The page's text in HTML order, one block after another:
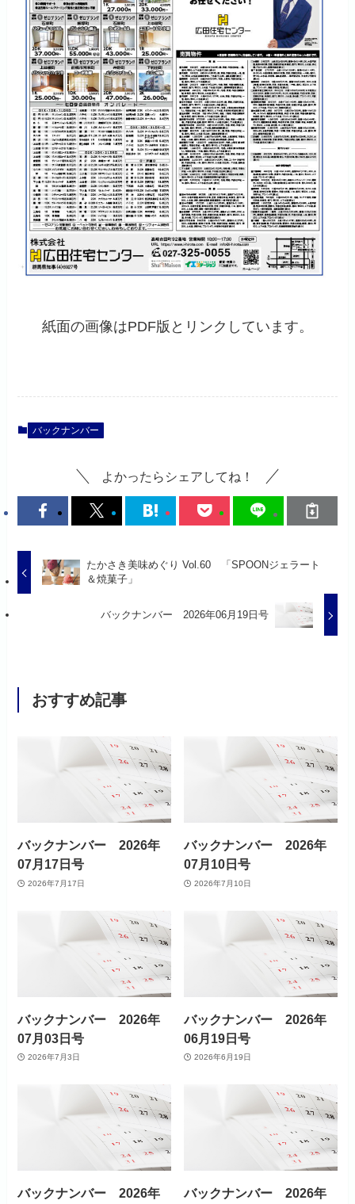
紙面の画像はPDF版とリンクしています。
バックナンバー
よかったらシェアしてね！
たかさき美味めぐり Vol.60 「SPOONジェラート
＆焼菓子」
バックナンバー 2026年06月19日号
おすすめ記事
バックナンバー 2026年
07月17日号
2026年7月17日
バックナンバー 2026年
07月10日号
2026年7月10日
バックナンバー 2026年
07月03日号
2026年7月3日
バックナンバー 2026年
06月19日号
2026年6月19日
バックナンバー 2026年
バックナンバー 2026年